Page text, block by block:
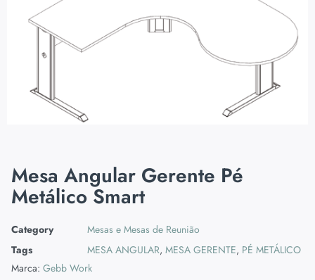
Mesa Angular Gerente Pé
Metálico Smart
Category
Mesas e Mesas de Reunião
Tags
MESA ANGULAR, MESA GERENTE, PÉ METÁLICO
Marca: Gebb Work